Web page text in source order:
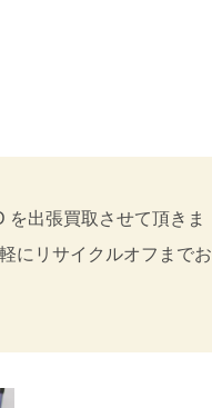
出張買取させて頂きま
にリサイクルオフまでお